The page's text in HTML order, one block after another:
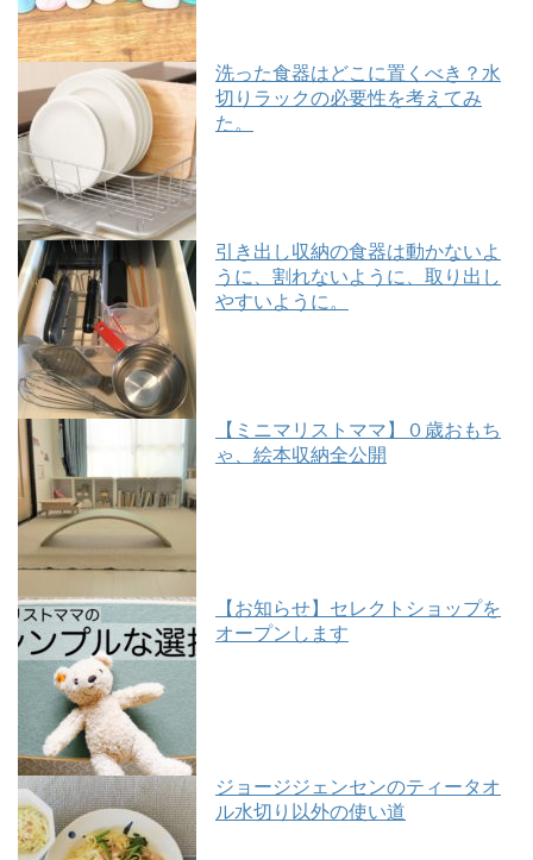
洗った食器はどこに置くべき？水
切りラックの必要性を考えてみ
た。
引き出し収納の食器は動かないよ
うに、割れないように、取り出し
やすいように。
【ミニマリストママ】０歳おもち
ゃ、絵本収納全公開
【お知らせ】セレクトショップを
オープンします
ジョージジェンセンのティータオ
ル水切り以外の使い道